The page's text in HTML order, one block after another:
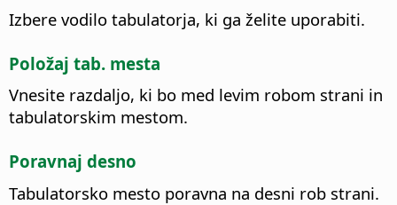
Izbere vodilo tabulatorja, ki ga želite uporabiti.
Položaj tab. mesta
Vnesite razdaljo, ki bo med levim robom strani in
tabulatorskim mestom.
Poravnaj desno
Tabulatorsko mesto poravna na desni rob strani.